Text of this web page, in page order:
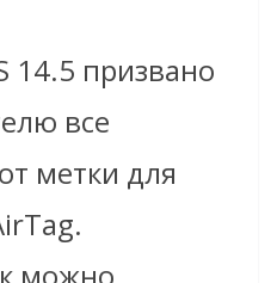
14.5 призвано
все
метки для